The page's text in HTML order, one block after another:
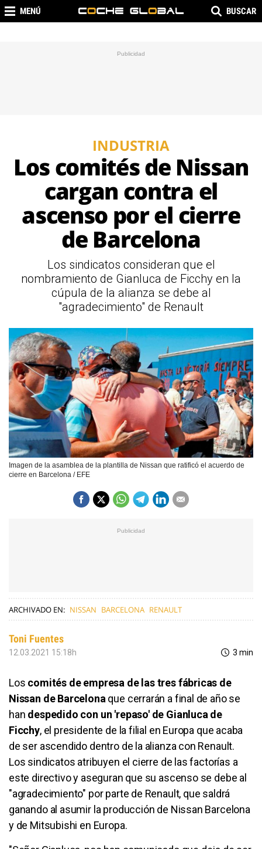
MENÚ BUSCAR
INDUSTRIA
Los comités de Nissan
cargan contra el
ascenso por el cierre
de Barcelona
Los sindicatos consideran que el
nombramiento de Gianluca de Ficchy en la
cúpula de la alianza se debe al
"agradecimiento" de Renault
Imagen de la asamblea de la plantilla de Nissan que ratificó el acuerdo de
cierre en Barcelona / EFE
ARCHIVADO EN: NISSAN BARCELONA RENAULT
Toni Fuentes
12.03.2021 15:18h 3 min
Los comités de empresa de las tres fábricas de
Nissan de Barcelona que cerrarán a final de año se
han despedido con un 'repaso' de Gianluca de
Ficchy, el presidente de la filial en Europa que acaba
de ser ascendido dentro de la alianza con Renault.
Los sindicatos atribuyen el cierre de las factorías a
este directivo y aseguran que su ascenso se debe al
"agradecimiento" por parte de Renault, que saldrá
ganando al asumir la producción de Nissan Barcelona
y de Mitsubishi en Europa.